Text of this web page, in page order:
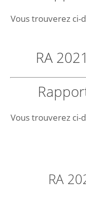
Vous trouverez ci-
RA
Vous trouverez ci-
RA